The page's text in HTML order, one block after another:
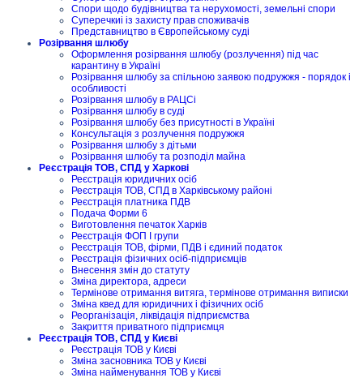
Спори щодо будівництва та нерухомості, земельні спори
Суперечкиі із захисту прав споживачів
Представництво в Європейському суді
Розірвання шлюбу
Оформлення розірвання шлюбу (розлучення) під час
карантину в Україні
Розірвання шлюбу за спільною заявою подружжя - порядок і
особливості
Розірвання шлюбу в РАЦСі
Розірвання шлюбу в суді
Розірвання шлюбу без присутності в Україні
Консультація з розлучення подружжя
Розірвання шлюбу з дітьми
Розірвання шлюбу та розподіл майна
Реєстрація ТОВ, СПД у Харкові
Реєстрація юридичних осіб
Реєстрація ТОВ, СПД в Харківському районі
Реєстрація платника ПДВ
Подача Форми 6
Виготовлення печаток Харків
Реєстрація ФОП I групи
Реєстрація ТОВ, фірми, ПДВ і єдиний податок
Реєстрація фізичних осіб-підприємців
Внесення змін до статуту
Зміна директора, адреси
Термінове отримання витяга, термінове отримання виписки
Зміна квед для юридичних і фізичних осіб
Реорганізація, ліквідація підприємства
Закриття приватного підприємця
Реєстрація ТОВ, СПД у Києві
Реєстрація ТОВ у Києві
Зміна засновника ТОВ у Києві
Зміна найменування ТОВ у Києві